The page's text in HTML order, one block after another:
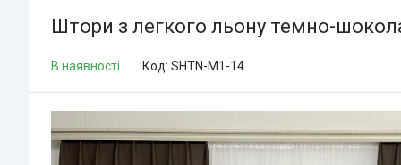
Штори з легкого льону темно-
В наявності Код: SHTN-M1-14